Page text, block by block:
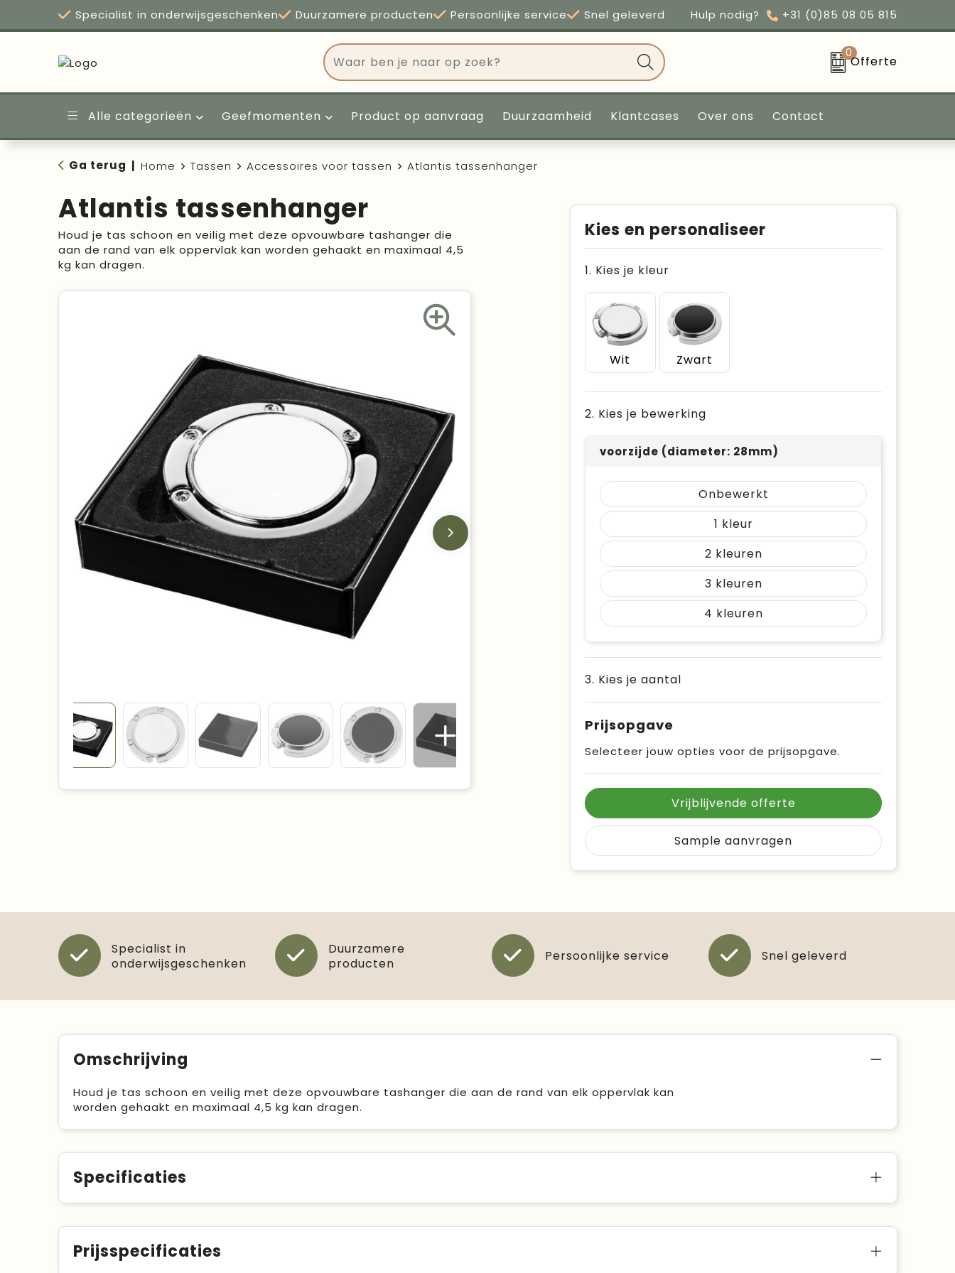
Specialist in onderwijsgeschenken Duurzamere producten Persoonlijke service Snel geleverd Hulp nodig? +31 (0)85 08 05 815
0
Offerte
Alle categorieën Geefmomenten Product op aanvraag Duurzaamheid Klantcases Over ons Contact
Ga terug Home Tassen Accessoires voor tassen Atlantis tassenhanger
Atlantis tassenhanger
Houd je tas schoon en veilig met deze opvouwbare tashanger die
aan de rand van elk oppervlak kan worden gehaakt en maximaal 4,5
kg kan dragen.
Kies en personaliseer
1. Kies je kleur
Wit Zwart
2. Kies je bewerking
voorzijde (diameter: 28mm)
Onbewerkt
1
2
3
4
3. Kies je aantal
Prijsopgave
Selecteer jouw opties voor de prijsopgave.
Vrijblijvende offerte
Sample aanvragen
Specialist in
onderwijsgeschenken
Duurzamere
producten
Persoonlijke service Snel geleverd
Omschrijving
Houd je tas schoon en veilig met deze opvouwbare tashanger die aan de rand van elk oppervlak kan
worden gehaakt en maximaal 4,5 kg kan dragen.
Specificaties
Prijsspecificaties